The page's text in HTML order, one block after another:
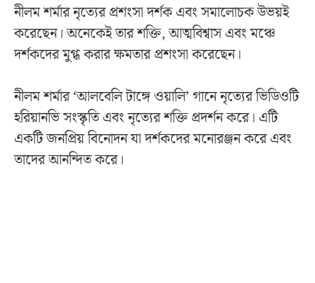
নীলম শর্মার নৃত্যের প্রশংসা দর্শক এবং সমালোচক উভয়ই
করেছেন। অনেকেই তার শক্তি, আত্মবিশ্বাস এবং মঞ্চে
দর্শকদের মুগ্ধ করার ক্ষমতার প্রশংসা করেছেন।
নীলম শর্মার ‘আলবেলি টাঙ্গে ওয়ালি’ গানে নৃত্যের ভিডিওটি
হরিয়ানভি সংস্কৃতি এবং নৃত্যের শক্তি প্রদর্শন করে। এটি
একটি জনপ্রিয় বিনোদন যা দর্শকদের মনোরঞ্জন করে এবং
তাদের আনন্দিত করে।